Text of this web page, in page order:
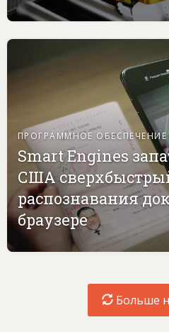
ПРОГРАММНОЕ ОБЕСПЕЧЕНИЕ
Smart Engines
США
распознавания
браузере
Больше